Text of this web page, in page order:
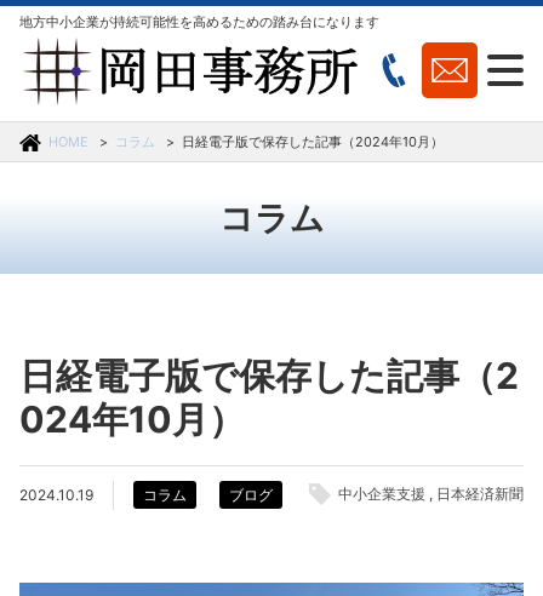
地方中小企業が持続可能性を高めるための踏み台になります
HOME コラム 日経電子版で保存した記事（2024年10月）
コラム
日経電子版で保存した記事（2
024年10月）
2024.10.19 コラム ブログ 中小企業支援 日本経済新聞